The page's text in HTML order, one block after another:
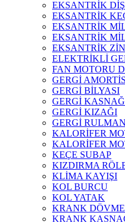
EKSANTRİK
EKSANTRİK
EKSANTRİK
EKSANTRİK
EKSANTRİK
ELEKTRİKLİ
FAN MOTORU
GERGİ
GERGİ BİLYASI
GERGİ
GERGİ KIZAĞI
GERGİ
KALORİFER
KALORİFER
KEÇE SUBAP
KIZDIRMA
KLİMA KAYIŞI
KOL BURCU
KOL YATAK
KRANK
KRANK